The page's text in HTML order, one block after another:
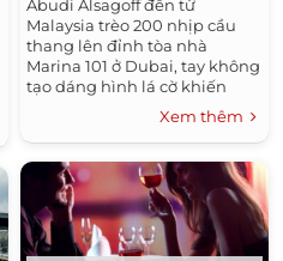
Abudi Alsagoff đến từ
Malaysia trèo 200 nhịp cầu
thang lên đỉnh tòa nhà
Marina 101 ở Dubai, tay không
tạo dáng hình lá cờ khiến
người xem thót tim.Xem thêm